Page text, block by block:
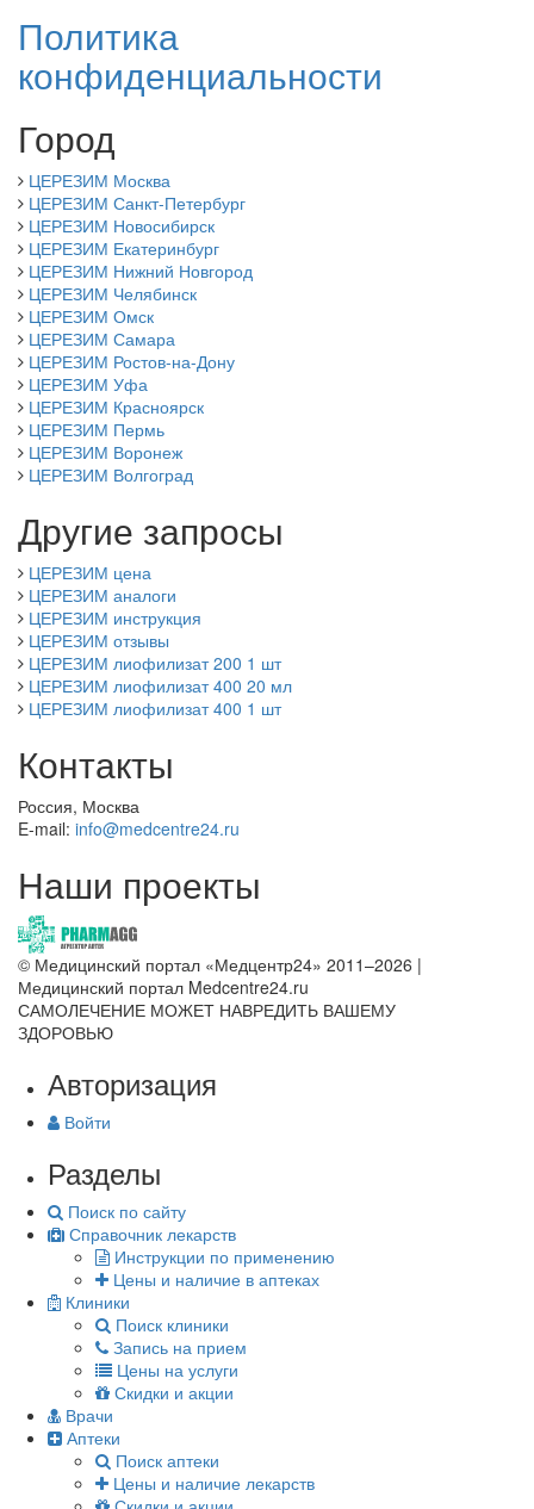
Политика
конфиденциальности
Город
ЦЕРЕЗИМ Москва
ЦЕРЕЗИМ Санкт-Петербург
ЦЕРЕЗИМ Новосибирск
ЦЕРЕЗИМ Екатеринбург
ЦЕРЕЗИМ Нижний Новгород
ЦЕРЕЗИМ Челябинск
ЦЕРЕЗИМ Омск
ЦЕРЕЗИМ Самара
ЦЕРЕЗИМ Ростов-на-Дону
ЦЕРЕЗИМ Уфа
ЦЕРЕЗИМ Красноярск
ЦЕРЕЗИМ Пермь
ЦЕРЕЗИМ Воронеж
ЦЕРЕЗИМ Волгоград
Другие запросы
ЦЕРЕЗИМ цена
ЦЕРЕЗИМ аналоги
ЦЕРЕЗИМ инструкция
ЦЕРЕЗИМ отзывы
ЦЕРЕЗИМ лиофилизат 200 1 шт
ЦЕРЕЗИМ лиофилизат 400 20 мл
ЦЕРЕЗИМ лиофилизат 400 1 шт
Контакты
Россия, Москва
E-mail: info@medcentre24.ru
Наши проекты
© Медицинский портал «Медцентр24» 2011–2026 |
Медицинский портал Medcentre24.ru
САМОЛЕЧЕНИЕ МОЖЕТ НАВРЕДИТЬ ВАШЕМУ
ЗДОРОВЬЮ
Авторизация
Войти
Разделы
Поиск по сайту
Справочник лекарств
Инструкции по применению
Цены и наличие в аптеках
Клиники
Поиск клиники
Запись на прием
Цены на услуги
Скидки и акции
Врачи
Аптеки
Поиск аптеки
Цены и наличие лекарств